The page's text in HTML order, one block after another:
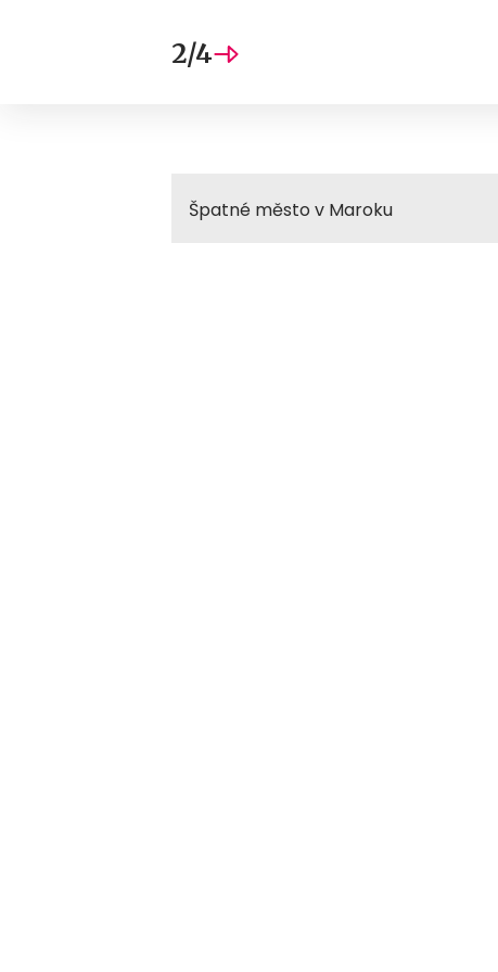
2/4
Špatné město v Maroku